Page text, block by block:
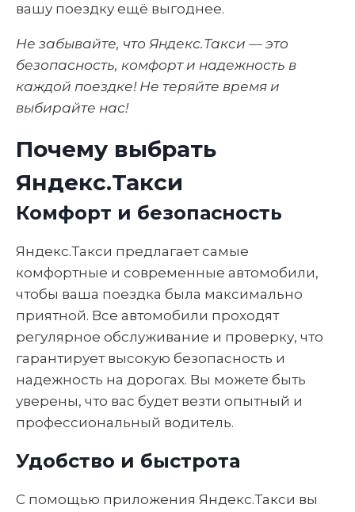
вашу поездку ещё выгоднее.
Не забывайте, что Яндекс.Такси — это
безопасность, комфорт и надежность в
каждой поездке! Не теряйте время и
выбирайте нас!
Почему выбрать
Яндекс.Такси
Комфорт и безопасность
Яндекс.Такси предлагает самые
комфортные и современные автомобили,
чтобы ваша поездка была максимально
приятной. Все автомобили проходят
регулярное обслуживание и проверку, что
гарантирует высокую безопасность и
надежность на дорогах. Вы можете быть
уверены, что вас будет везти опытный и
профессиональный водитель.
Удобство и быстрота
С помощью приложения Яндекс.Такси вы